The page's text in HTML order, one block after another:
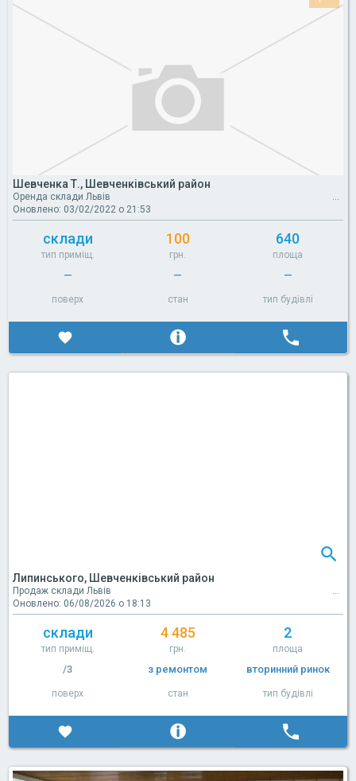
Шевченка Т., Шевченківський район
Оренда склади Львів
Оновлено: 03/02/2022 о 21:53
склади
тип приміщ.
100
грн.
640
площа
—
поверх
—
стан
—
тип будівлі
Липинського, Шевченківський район
Продаж склади Львів
Оновлено: 06/08/2026 о 18:13
склади
тип приміщ.
4 485
грн.
2
площа
/3
поверх
з ремонтом
стан
вторинний ринок
тип будівлі